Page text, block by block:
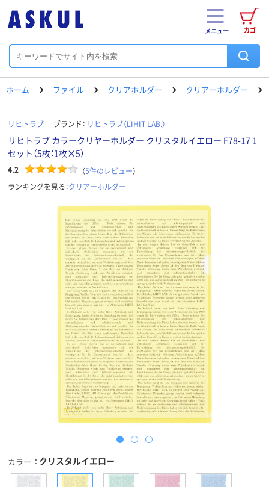
カゴ
メニュー
ホーム ファイル クリアホルダー クリアーホルダー
リヒトラブ ブランド： リヒトラブ（LIHIT LAB.）
リヒトラブ カラークリヤーホルダー クリスタルイエロー F78-17 1
セット（5枚：1枚×5）
4.2 （5件のレビュー）
ランキングを見る：クリアーホルダー
カラー クリスタルイエロー